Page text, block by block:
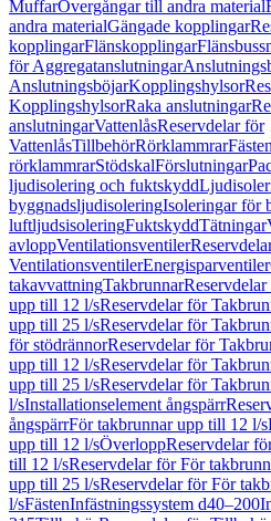
MuffarÖvergångar till andra material
andra materialGängade kopplingar
kopplingarFlänskopplingar
för Aggregatanslutningar
AnslutningsböjarKopplingshylsor
KopplingshylsorRaka anslutningar
anslutningarVattenlåsReservdelar för
VattenlåsTillbehörRörklammrar
rörklammrarStödskalFörslutningar
ljudisolering och fuktskydd
byggnadsljudisoleringIsoleringar för
luftljudsisoleringFuktskyddTätningar
avloppVentilationsventiler
VentilationsventilerEnergisparventiler
takavvattningTakbrunnar
upp till 12 l/sReservdelar för
upp till 25 l/sReservdelar för
för stödrännorReservdelar för
upp till 12 l/sReservdelar för
upp till 25 l/sReservdelar för
l/sInstallationselement ångspärr
ångspärrFör takbrunnar upp till 12 l/s
upp till 12 l/sÖverloppReservdelar
till 12 l/sReservdelar för För
upp till 25 l/sReservdelar för För
l/sFästenInfästningssystem d40–200